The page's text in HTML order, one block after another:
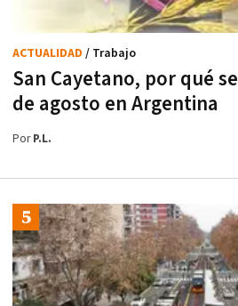
San Cayetano, por qué
de agosto en Argentina
ACTUALIDAD / Trabajo
PorP.L.